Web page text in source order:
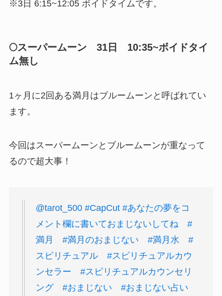
※3日 6:15~12:05 ボイドタイムです。
🌕スーパームーン 31日 10:35~ボイドタイ
ム無し
1ヶ月に2回ある満月はブルームーンと呼ばれてい
ます。
今回はスーパームーンとブルームーンが重なって
るので超大事！
@tarot_500 #CapCut #あなたの夢をコ
メント欄に書いておまじないしてね
#
満月
#満月のおまじない #満月水
#
スピリチュアル
#スピリチュアルカウ
ンセラー
#スピリチュアルカウンセリ
ング
#おまじない
#おまじない占い